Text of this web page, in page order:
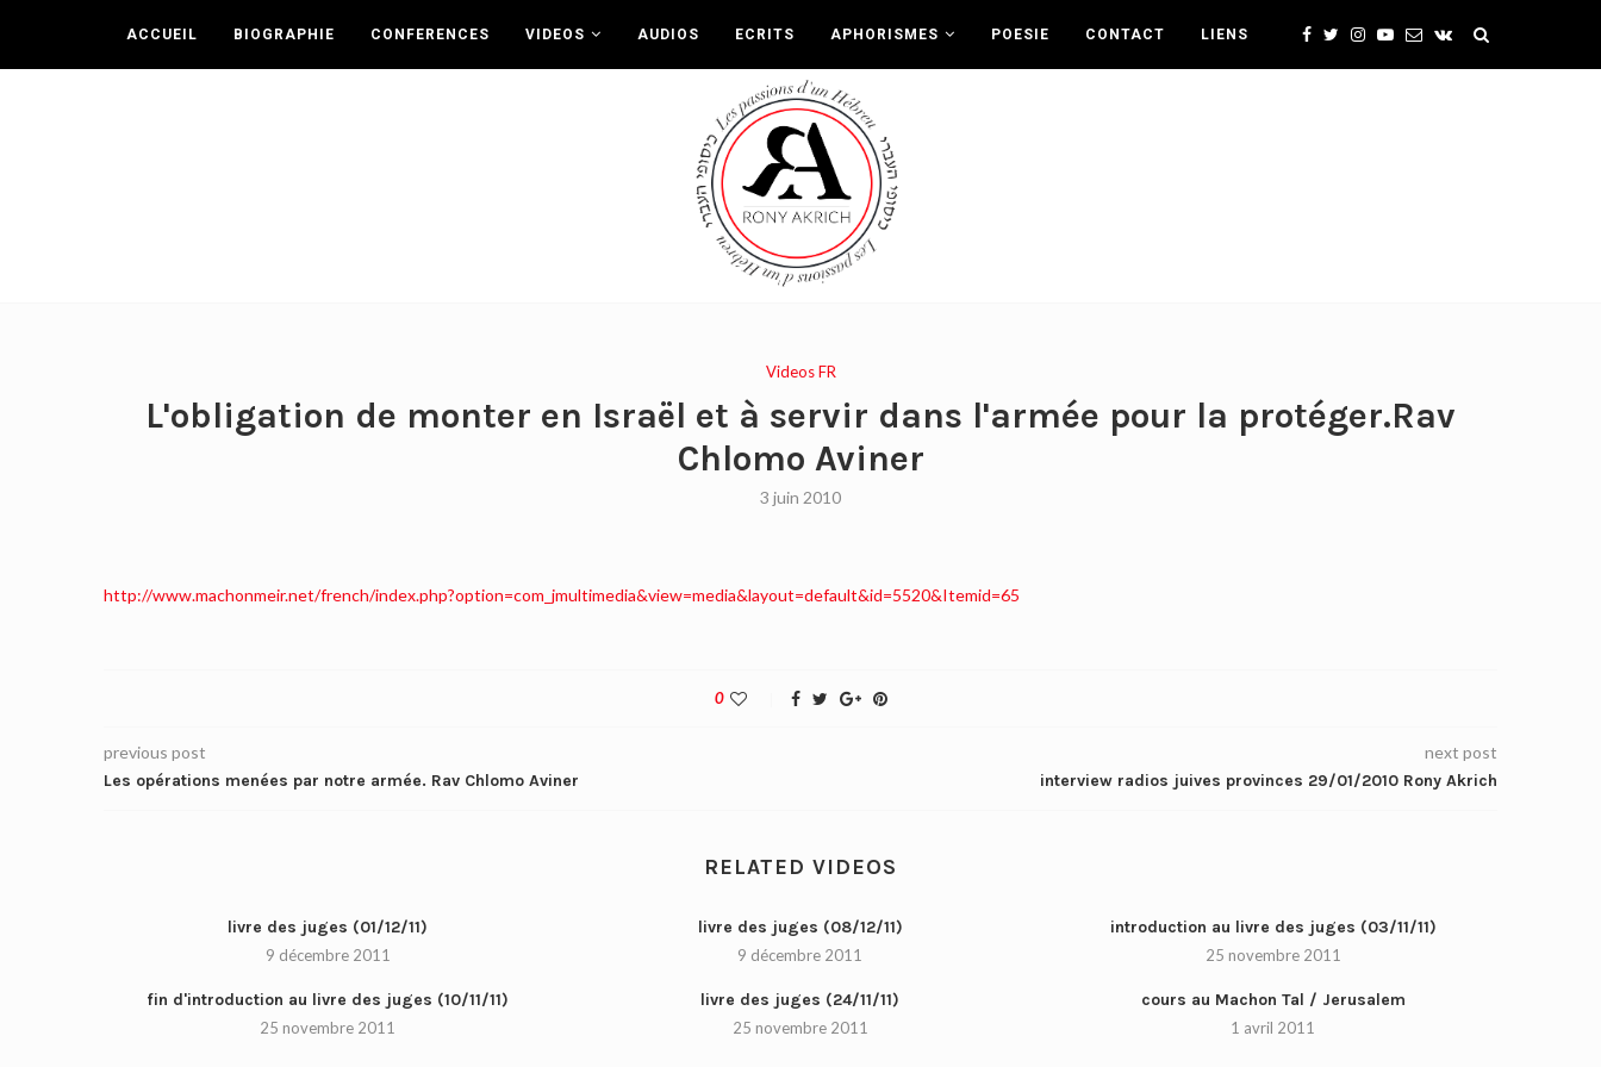
ACCUEIL BIOGRAPHIE CONFERENCES VIDEOS AUDIOS ECRITS APHORISMES POESIE CONTACT LIENS
Videos FR
L'obligation de monter en Israël et à servir dans l'armée pour la protéger.Rav
Chlomo Aviner
3 juin 2010
http://www.machonmeir.net/french/index.php?option=com_jmultimedia&view=media&layout=default&id=5520&Itemid=65
0
previous post
Les opérations menées par notre armée. Rav Chlomo Aviner
next post
interview radios juives provinces 29/01/2010 Rony Akrich
RELATED VIDEOS
livre des juges (01/12/11)
9 décembre 2011
livre des juges (08/12/11)
9 décembre 2011
introduction au livre des juges (03/11/11)
25 novembre 2011
fin d'introduction au livre des juges (10/11/11)
25 novembre 2011
livre des juges (24/11/11)
25 novembre 2011
cours au Machon Tal / Jerusalem
1 avril 2011